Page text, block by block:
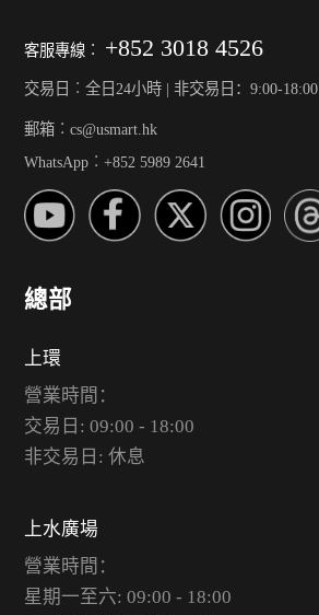
客服專線︰ +852 3018 4526
交易日︰全日24小時 | 非交易日：9:00-18:00
郵箱︰cs@usmart.hk
WhatsApp︰+852 5989 2641
總部
上環
營業時間：
交易日: 09:00 - 18:00
非交易日: 休息
上水廣場
營業時間：
星期一至六: 09:00 - 18:00